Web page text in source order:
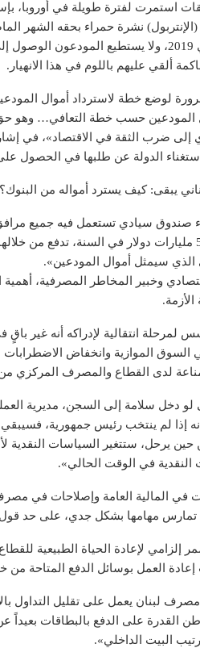
استمرت لفترة طويلة في أوروبا،
نشرة حمراء بحقه الشهر
وانهار النظام المالي اللبناني في 2019، ولا
ألقي عليهم باللوم في هذا الانهيار.
لوضع خطة لاسترداد أموال
حسب خطة التعافي… وهو حق
إلى ضرب الثقة في الاقتصاد»، في
الدولة عن طلبها في الحصول
يبقى: كيف يسترد أمواله من البنوك؟
سيادي تستعمل فيه جميع مرافق
بعد تطويره على ضخ من 3 إلى 5 مليارات دولار في
سيمثل أموال المودعين».
وخبير المخاطر المصرفية، أهمية
لمرحلة انتقالية لإدراكه أنه غير
الموازية وانخفاض الاضطرابات
لدى القطاع والمصرف المركزي
دخل سلامة إلى السجن، مديرية
إذا لم ينتخب رئيس جمهورية،
حين يرحل، ستتغير السياسات النقدية
في المالية العامة وإصلاحات في
مهامها بشكل جدي، على حد
إلزامي لإعادة الحياة الطبيعية
العمل بوسائل الدفع المتاحة من
لبنان يعمل على تقليل التداول
القدرة على الدفع بالبطاقات
البيت الداخلي».